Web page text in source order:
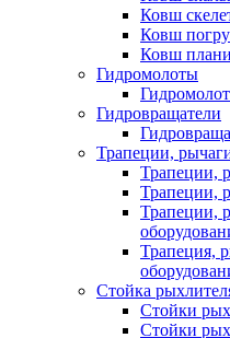
Ковш
Ковш
Ковш
Гидромолоты
Гидровращатели
Трапеции,
Трапеции,
Трапеции,
Трапеции,
Трапеция,
Стойка
Стойки
Стойки